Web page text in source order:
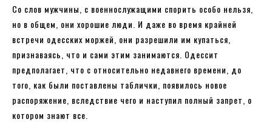
Со слов мужчины, с военнослужащими спорить особо нельзя,
но в общем, они хорошие люди. И даже во время крайней
встречи одесских моржей, они разрешили им купаться,
признаваясь, что и сами этим занимаются. Одессит
предполагает, что с относительно недавнего времени, до
того, как были поставлены таблички, появилось новое
распоряжение, вследствие чего и наступил полный запрет, о
котором знают все.